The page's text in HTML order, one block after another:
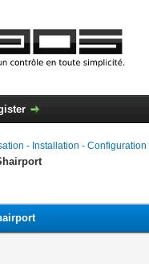
- Installation - Configuration